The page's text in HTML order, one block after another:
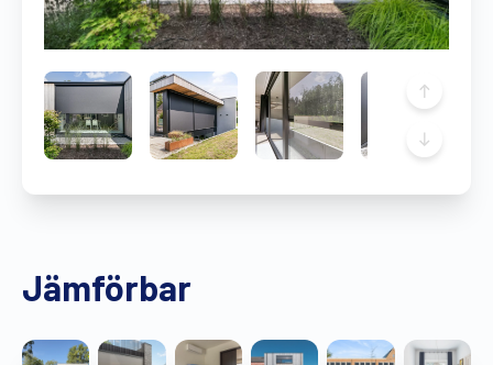
Jämförbar